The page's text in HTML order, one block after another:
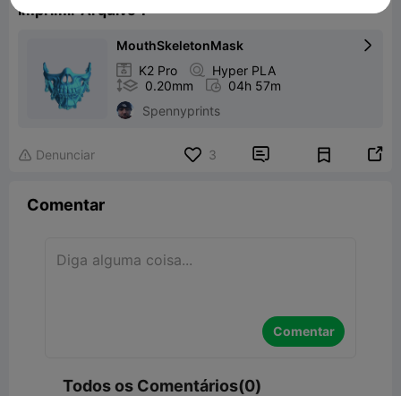
Imprimir Arquivo：
MouthSkeletonMask 
 K2 Pro  Hyper PLA
 0.20mm  04h 57m
Spennyprints
 Denunciar 3  
Comentar
Comentar
Todos os Comentários(0)